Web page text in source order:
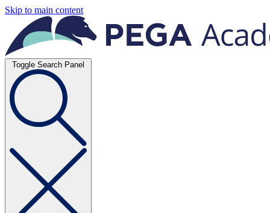
Skip to main content
Toggle Search Panel